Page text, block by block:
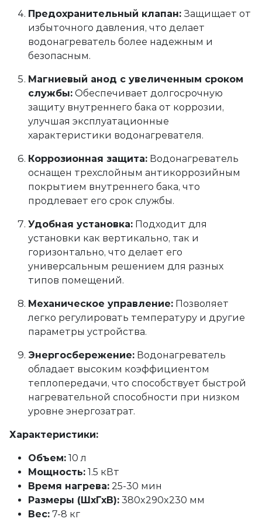
Предохранительный клапан: Защищает от
избыточного давления, что делает
водонагреватель более надежным и
безопасным.
Магниевый анод с увеличенным сроком
службы: Обеспечивает долгосрочную
защиту внутреннего бака от коррозии,
улучшая эксплуатационные
характеристики водонагревателя.
Коррозионная защита: Водонагреватель
оснащен трехслойным антикоррозийным
покрытием внутреннего бака, что
продлевает его срок службы.
Удобная установка: Подходит для
установки как вертикально, так и
горизонтально, что делает его
универсальным решением для разных
типов помещений.
Механическое управление: Позволяет
легко регулировать температуру и другие
параметры устройства.
Энергосбережение: Водонагреватель
обладает высоким коэффициентом
теплопередачи, что способствует быстрой
нагревательной способности при низком
уровне энергозатрат.
Характеристики:
Объем: 10 л
Мощность: 1.5 кВт
Время нагрева: 25-30 мин
Размеры (ШхГхВ): 380x290x230 мм
Вес: 7-8 кг